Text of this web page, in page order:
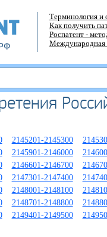
Терминология и
Как получить
Роспатент -
Международная
2145201-2145300
2145901-2146000
2146601-2146700
2147301-2147400
2148001-2148100
2148701-2148800
2149401-2149500